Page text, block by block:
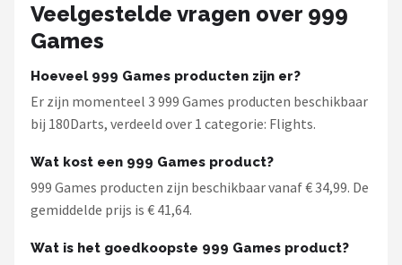
Veelgestelde vragen over 999
Games
Hoeveel 999 Games producten zijn er?
Er zijn momenteel 3 999 Games producten beschikbaar
bij 180Darts, verdeeld over 1 categorie: Flights.
Wat kost een 999 Games product?
999 Games producten zijn beschikbaar vanaf € 34,99. De
gemiddelde prijs is € 41,64.
Wat is het goedkoopste 999 Games product?